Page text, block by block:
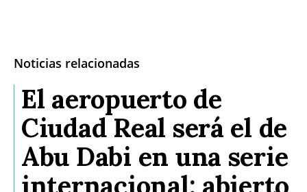
Noticias relacionadas
El aeropuerto de
Ciudad Real será el de
Abu Dabi en una serie
internacional: abierto